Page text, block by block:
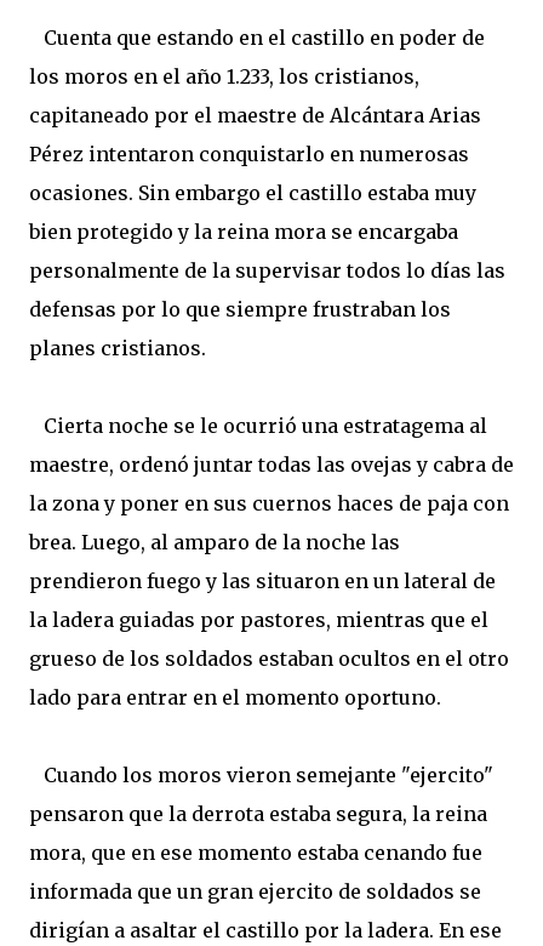
Cuenta que estando en el castillo en poder de
los moros en el año 1.233, los cristianos,
capitaneado por el maestre de Alcántara Arias
Pérez intentaron conquistarlo en numerosas
ocasiones. Sin embargo el castillo estaba muy
bien protegido y la reina mora se encargaba
personalmente de la supervisar todos lo días las
defensas por lo que siempre frustraban los
planes cristianos.
Cierta noche se le ocurrió una estratagema al
maestre, ordenó juntar todas las ovejas y cabra de
la zona y poner en sus cuernos haces de paja con
brea. Luego, al amparo de la noche las
prendieron fuego y las situaron en un lateral de
la ladera guiadas por pastores, mientras que el
grueso de los soldados estaban ocultos en el otro
lado para entrar en el momento oportuno.
Cuando los moros vieron semejante "ejercito"
pensaron que la derrota estaba segura, la reina
mora, que en ese momento estaba cenando fue
informada que un gran ejercito de soldados se
dirigían a asaltar el castillo por la ladera. En ese